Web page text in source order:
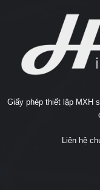
Giấy phép thiết lập MXH
Liên hệ